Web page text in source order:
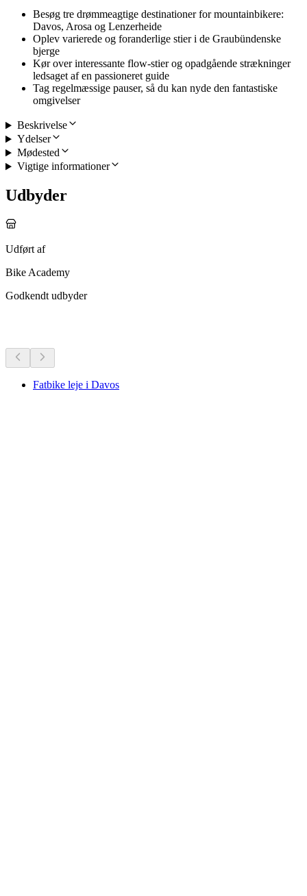
Besøg tre drømmeagtige destinationer for mountainbikere:
Davos, Arosa og Lenzerheide
Oplev varierede og foranderlige stier i de Graubündenske
bjerge
Kør over interessante flow-stier og opadgående strækninger
ledsaget af en passioneret guide
Tag regelmæssige pauser, så du kan nyde den fantastiske
omgivelser
Beskrivelse
Ydelser
Mødested
Vigtige informationer
Udbyder
Udført af
Bike Academy
Godkendt udbyder
Fatbike leje i Davos